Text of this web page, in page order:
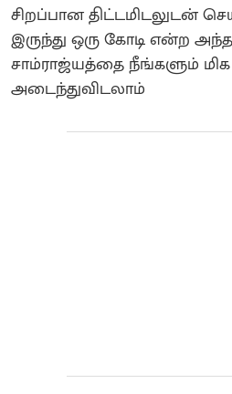
சிறப்பான திட்டமிடலுடன்
இருந்து ஒரு கோடி என்ற
சாம்ராஜ்யத்தை நீங்களும்
அடைந்துவிடலாம்